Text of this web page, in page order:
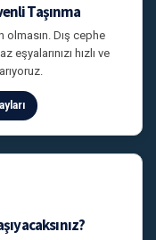
Taşınma
Dış cephe
eşyalarınızı hızlı ve